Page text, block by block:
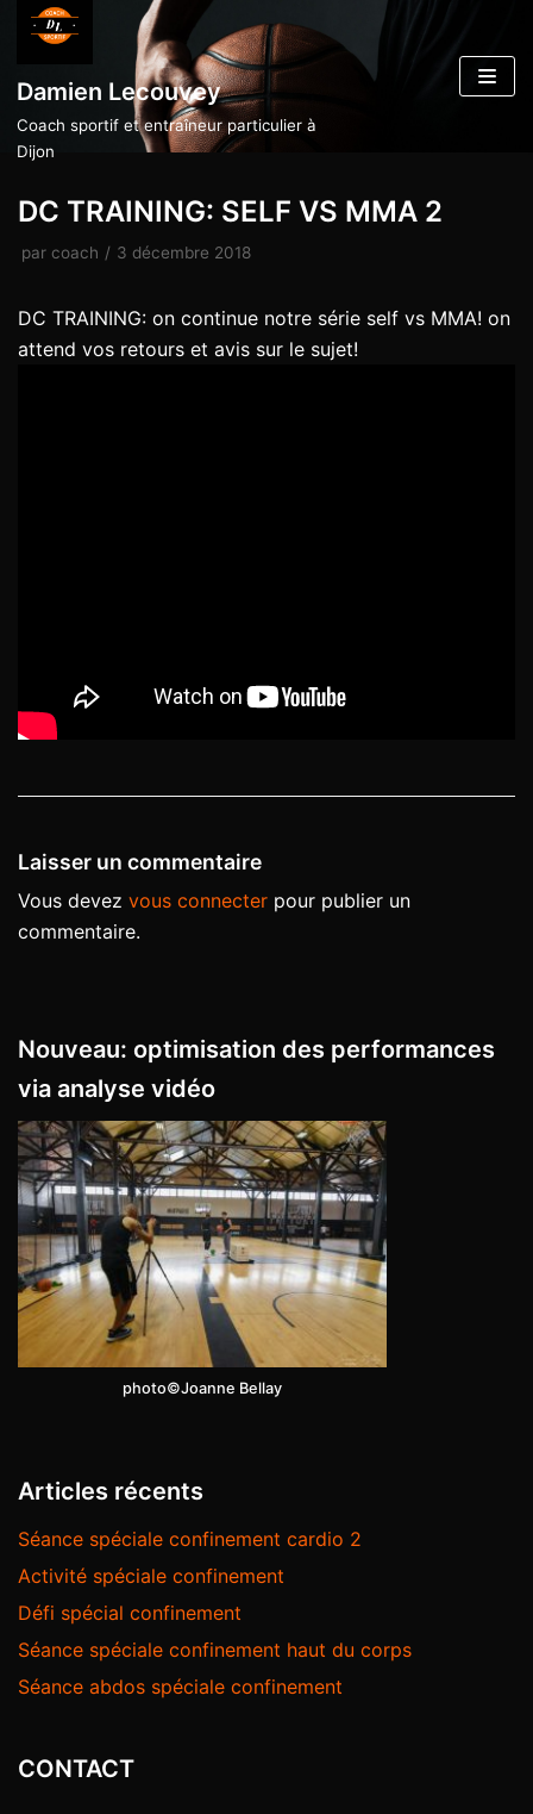
Aller
contenu
Damien Lecouvey
Coach sportif et entraîneur particulier à
Dijon
DC TRAINING: SELF VS MMA 2
par coach 3 décembre 2018
DC TRAINING: on continue notre série self vs MMA! on
attend vos retours et avis sur le sujet!
Laisser un commentaire
Vous devez vous connecter pour publier un
commentaire.
Nouveau: optimisation des performances
via analyse vidéo
photo©Joanne Bellay
Articles récents
Séance spéciale confinement cardio 2
Activité spéciale confinement
Défi spécial confinement
Séance spéciale confinement haut du corps
Séance abdos spéciale confinement
CONTACT